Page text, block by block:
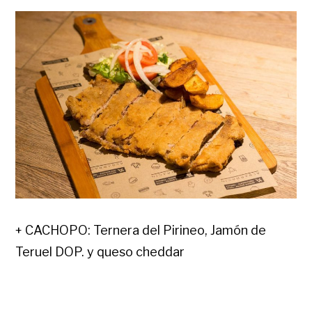
+ CACHOPO: Ternera del Pirineo, Jamón de
Teruel DOP. y queso cheddar